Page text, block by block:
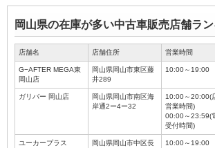
岡山県の在庫が多い中古車販売店舗ラ
店舗名 店舗住所 営業時間
G−AFTER MEGA東
岡山店
岡山県岡山市東区藤
井289
10:00～19:00
ガリバー 岡山店
岡山県岡山市南区海
岸通2ー4ー32
10:00～20:00(
営業時間)
00:00～23:59(
受付時間)
ユーカープラス
岡山県岡山市中区長
10:00～19:00